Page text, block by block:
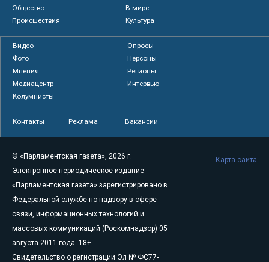
Общество
В мире
Происшествия
Культура
Видео
Опросы
Фото
Персоны
Мнения
Регионы
Медиацентр
Интервью
Колумнисты
Контакты Реклама Вакансии
© «Парламентская газета», 2026 г.
Электронное периодическое издание
«Парламентская газета» зарегистрировано в
Федеральной службе по надзору в сфере
связи, информационных технологий и
массовых коммуникаций (Роскомнадзор) 05
августа 2011 года. 18+
Свидетельство о регистрации Эл № ФС77-
Карта сайта